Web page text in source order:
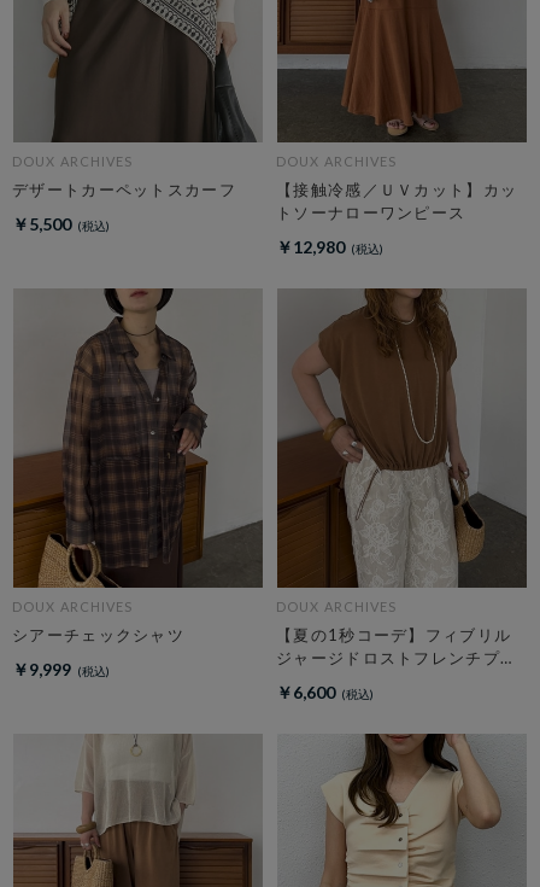
DOUX ARCHIVES
デザートカーペットスカーフ
￥5,500
DOUX ARCHIVES
【接触冷感／ＵＶカット】カッ
トソーナローワンピース
￥12,980
DOUX ARCHIVES
シアーチェックシャツ
￥9,999
DOUX ARCHIVES
【夏の1秒コーデ】フィブリル
ジャージドロストフレンチプル
￥6,600